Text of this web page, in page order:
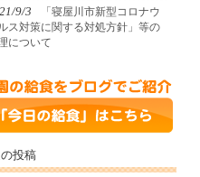
9/3
「寝屋川市新型コロナウ
ス対策に関する対処方針」等の
について
投稿